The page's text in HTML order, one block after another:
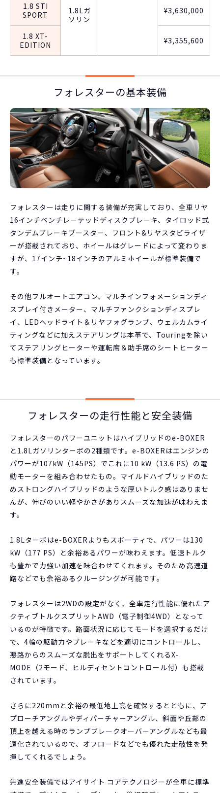
1.8Lガ
ソリン
1.8 STI
SPORT
¥3,630,000
1.8 XT-
EDITION
¥3,355,600
フォレスターの基本装備
フォレスターは走りに関する装備が充実しており、全車リヤ
16インチベンチレーテッドディスクブレーキ、タイロッド式
タンデムブレーキブースター、フロント&リヤスタビライザ
ーが搭載されており、ホイールはグレードによって変わりま
すが、17インチ~18インチのアルミホイールが標準装備で
す。
その他フルオートエアコン、マルチインフォメーションディ
スプレイ付きメーター、マルチファンクションディスプレ
イ、LEDヘッドライト＆リヤフォグランプ、ウェルカムライ
ティングなどに加えステアリングは本革で、Touringを除い
てステアリングヒーターや運転席＆助手席のシートヒーター
も標準装備となっています。
フォレスターの走行性能と安全装備
フォレスターのパワーユニットはハイブリッドのe-BOXER
と1.8Lガソリンターボの2種類です。e-BOXERはエンジンの
パワーが107kW（145PS）でこれに10 kW（13.6 PS）の電
動モーターを組み合わせたもの。マイルドハイブリッドのた
めストロングハイブリッドのような厚いトルク感はありませ
んが、伸びのいい軽やかさがありスムーズな加速が味わえま
す。
1.8Lターボはe-BOXERよりもスポーティで、パワーは130
kW（177 PS）と余裕あるパワーが味わえます。低速トルク
も豊かで力強い加速を味合わせてくれます。そのため高速道
路などでも余裕あるクルージングが可能です。
フォレスターは2WDの設定がなく、全車走行性能に優れたア
クティブトルクスプリットAWD（電子制御4WD）となって
いるのが特徴です。路面状況に応じてモードを選択するだけ
で、4輪の駆動力やブレーキなどを適切にコントロールし、
悪路からのスムーズな脱出をサポートしてくれるX-
MODE（2モード、ヒルディセントコントロール付）も搭載
されています。
さらに220mmと余裕の最低地上高を確保するとともに、ア
プローチアングルやディパーチャーアングル、斜面や丘部の
頂上を越える時のランプブレークオーバーアングルなども最
適化されているので、オフロードなどでも優れた走破性を発
揮してくれるでしょう。
先進安全装備ではアイサイト コアテクノロジーが全車に標準